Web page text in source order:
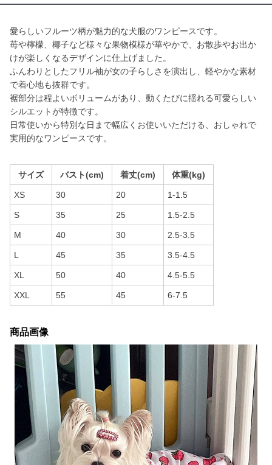
愛らしいフルーツ柄が魅力的な犬服のワンピースです。
苺や檸檬、椰子など様々な果物模様が華やかで、お散歩やお出か
けが楽しくなるデザインに仕上げました。
ふんわりとしたフリル袖が女の子らしさを演出し、軽やかな素材
で着心地も抜群です。
裾部分は程よいボリュームがあり、動くたびに揺れる可愛らしい
シルエットが特徴です。
日常使いから特別な日まで幅広くお使いいただける、おしゃれで
実用的なワンピースです。
サイズ バスト(cm) 着丈(cm) 体重(kg)
XS 30 20 1-1.5
S 35 25 1.5-2.5
M 40 30 2.5-3.5
L 45 35 3.5-4.5
XL 50 40 4.5-5.5
XXL 55 45 6-7.5
商品画像